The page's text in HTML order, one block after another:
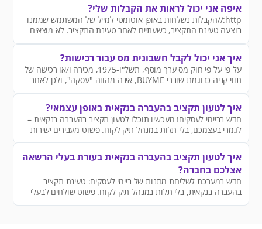
איפה אני יכול לראות את הקבלות שלי?
http://הקבלות נשלחות באופן אוטומטי למייל של המשתמש שממנו
בוצעה טעינת התקציב, כשעתיים לאחר טעינת התקציב. לא מוצאים
את הקבלה? רוצים שנשלח אותה למייל אחר?
איך אני יכול לקבל חשבונית מס עבור רכישות?
על פי על פי חוק מס ערך מוסף, תשל"ו-1975, מכירה ו/או רכישה של
תווי קניה כדוגמת שוברי BUYME, אינה מהווה "עסקה", ולכן לאחר
איך לטעון תקציב בהעברה בנקאית באופן עצמאי?
חדש בביימי לעסקים! מעכשיו תוכלו לטעון תקציב בהעברה בנקאית –
לגמרי בעצמכם, בלי תלות במנהל תיק לקוח. פשוט מעבירים ישירות
מהחשבון, במהירות ובקלות.
איך לטעון תקציב בהעברה בנקאית בעזרת בעלי הרשאה
אצלכם בחברה?
חדש במערכת לשליחת מתנות של ביימי לעסקים: טעינת תקציב
בהעברה בנקאית, בלי תלות במנהל תיק לקוח. פשוט שולחים לבעלי
ההרשאה של חשבון הבנק אצלכם בחברה בקשה להעביר תשלום –